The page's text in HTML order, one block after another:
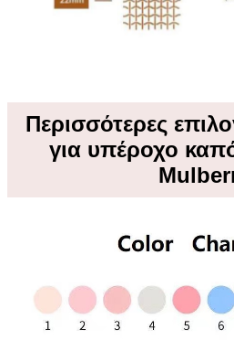
Περισσότερες
για υπέροχο